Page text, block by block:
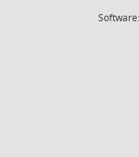
Software: